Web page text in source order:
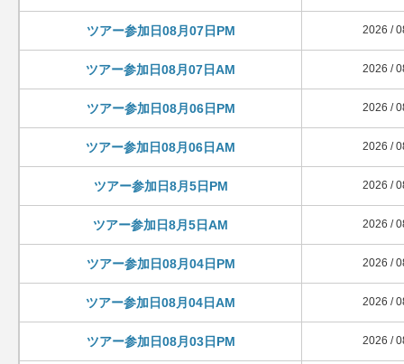
ツアー参加日08月07日PM 2026 /
ツアー参加日08月07日AM 2026 /
ツアー参加日08月06日PM 2026 /
ツアー参加日08月06日AM 2026 /
ツアー参加日8月5日PM 2026 /
ツアー参加日8月5日AM 2026 /
ツアー参加日08月04日PM 2026 /
ツアー参加日08月04日AM 2026 /
ツアー参加日08月03日PM 2026 /